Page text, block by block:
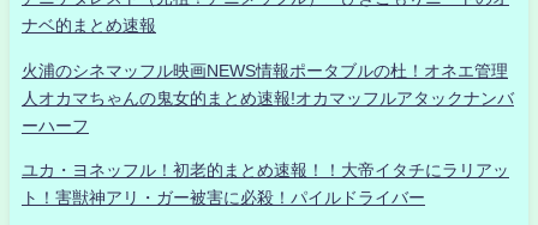
ナベ的まとめ速報
火浦のシネマッフル映画NEWS情報ポータブルの杜！オネエ管理
人オカマちゃんの鬼女的まとめ速報!オカマッフルアタックナンバ
ーハーフ
ユカ・ヨネッフル！初老的まとめ速報！！大帝イタチにラリアッ
ト！害獣神アリ・ガー被害に必殺！パイルドライバー